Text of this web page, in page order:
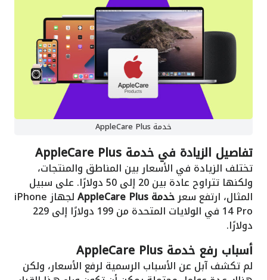
خدمة AppleCare Plus
تفاصيل الزيادة في خدمة AppleCare Plus
تختلف الزيادة في الأسعار بين المناطق والمنتجات،
ولكنها تتراوح عادة بين 20 إلى 50 دولارًا. على سبيل
المثال، ارتفع سعرخدمة AppleCare Plus لجهاز iPhone
14 Pro في الولايات المتحدة من 199 دولارًا إلى 229
دولارًا.
أسباب رفع خدمة AppleCare Plus
لم تكشف آبل عن الأسباب الرسمية لرفع الأسعار، ولكن